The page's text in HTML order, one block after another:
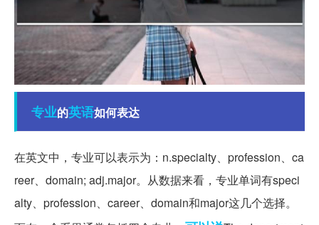
专业的英语如何表达
在英文中，专业可以表示为：n.specialty、profession、ca
reer、domain; adj.major。从数据来看，专业单词有speci
alty、profession、career、domain和major这几个选择。